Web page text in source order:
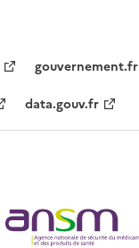
gouvernement.fr
data.gouv.fr